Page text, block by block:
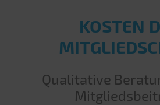
KOSTEN
Qualitative